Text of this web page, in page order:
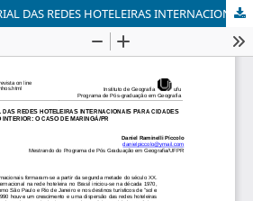
DISPERSÃO TERRITORIAL DAS REDES HOTELEIRAS INTERNACIONAIS PARA CIDADES DO INTERIOR: O CASO DE MARINGÁ/PR